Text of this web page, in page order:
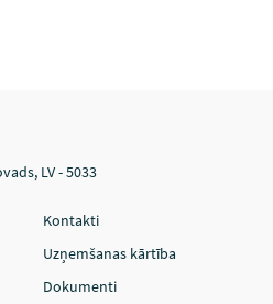
LV - 5033
Kontakti
Uzņemšanas kārtība
Dokumenti